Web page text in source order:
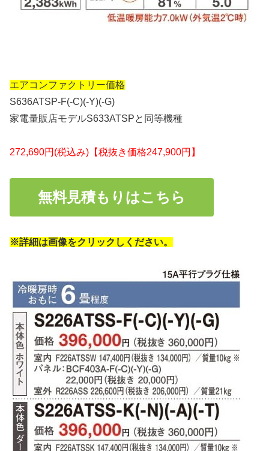
エアコンファクトリー価格
S636ATSP-F(-C)(-Y)(-G)
家電量販店モデルS633ATSPと同等機種
272,690円(税込み)【税抜き価格247,900円】
無料見積もりはこちら
※詳細は画像をクリックしください。